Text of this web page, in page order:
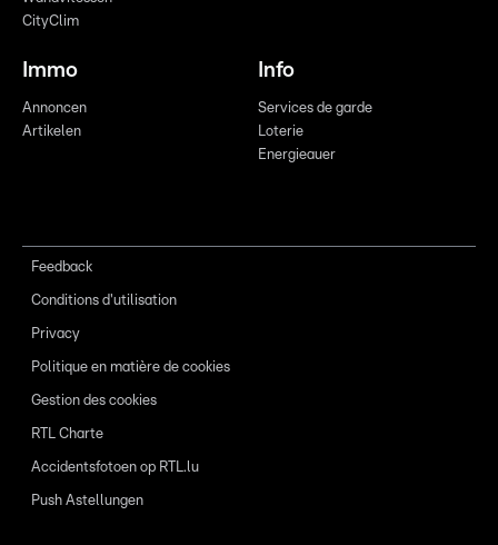
CityClim
Immo
Annoncen
Artikelen
Info
Services de garde
Loterie
Energieauer
Feedback
Conditions d'utilisation
Privacy
Politique en matière de cookies
Gestion des cookies
RTL Charte
Accidentsfotoen op RTL.lu
Push Astellungen